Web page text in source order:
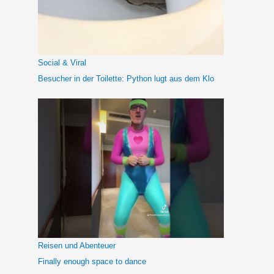
h
Social & Viral
Besucher in der Toilette: Python lugt aus dem Klo
Reisen und Abenteuer
Finally enough space to dance